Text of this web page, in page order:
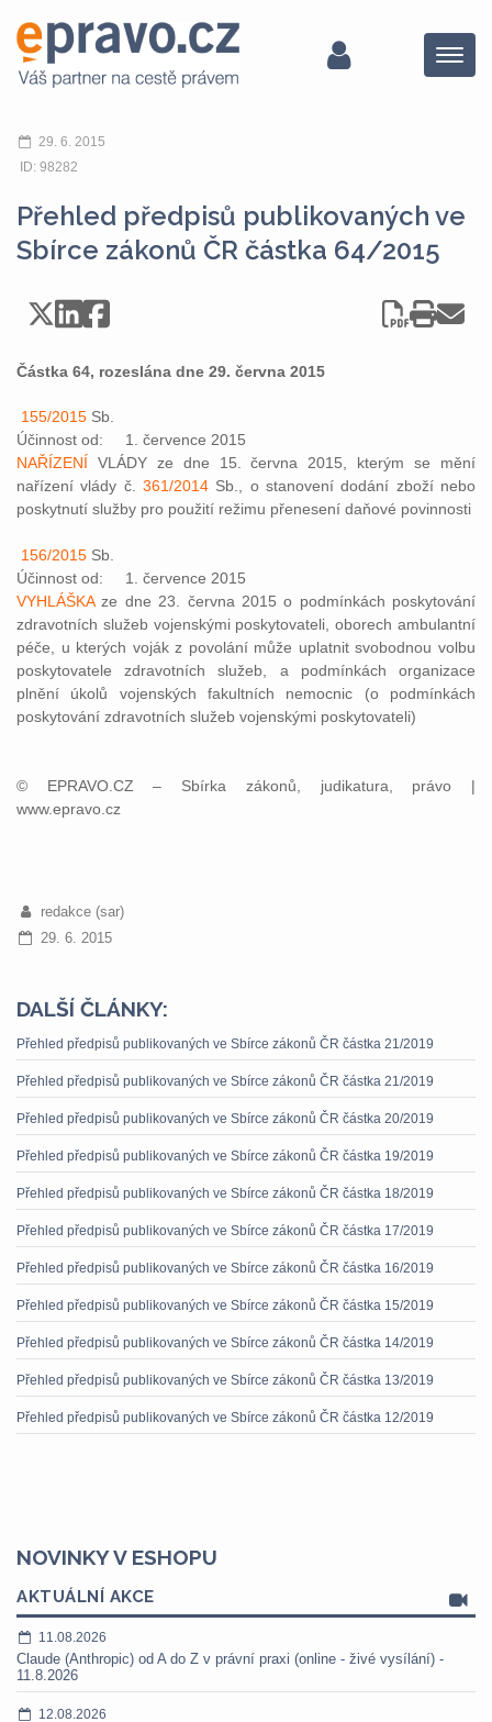
Menu
29. 6. 2015
ID: 98282
Přehled předpisů publikovaných ve
Sbírce zákonů ČR částka 64/2015
Částka 64, rozeslána dne 29. června 2015
155/2015 Sb.
Účinnost od: 1. července 2015
NAŘÍZENÍ VLÁDY ze dne 15. června 2015, kterým se mění
nařízení vlády č. 361/2014 Sb., o stanovení dodání zboží nebo
poskytnutí služby pro použití režimu přenesení daňové povinnosti
156/2015 Sb.
Účinnost od: 1. července 2015
VYHLÁŠKAze dne 23. června 2015 o podmínkách poskytování
zdravotních služeb vojenskými poskytovateli, oborech ambulantní
péče, u kterých voják z povolání může uplatnit svobodnou volbu
poskytovatele zdravotních služeb, a podmínkách organizace
plnění úkolů vojenských fakultních nemocnic (o podmínkách
poskytování zdravotních služeb vojenskými poskytovateli)
© EPRAVO.CZ – Sbírka zákonů, judikatura, právo |
www.epravo.cz
redakce (sar)
29. 6. 2015
DALŠÍ ČLÁNKY:
Přehled předpisů publikovaných ve Sbírce zákonů ČR částka 21/2019
Přehled předpisů publikovaných ve Sbírce zákonů ČR částka 21/2019
Přehled předpisů publikovaných ve Sbírce zákonů ČR částka 20/2019
Přehled předpisů publikovaných ve Sbírce zákonů ČR částka 19/2019
Přehled předpisů publikovaných ve Sbírce zákonů ČR částka 18/2019
Přehled předpisů publikovaných ve Sbírce zákonů ČR částka 17/2019
Přehled předpisů publikovaných ve Sbírce zákonů ČR částka 16/2019
Přehled předpisů publikovaných ve Sbírce zákonů ČR částka 15/2019
Přehled předpisů publikovaných ve Sbírce zákonů ČR částka 14/2019
Přehled předpisů publikovaných ve Sbírce zákonů ČR částka 13/2019
Přehled předpisů publikovaných ve Sbírce zákonů ČR částka 12/2019
NOVINKY V ESHOPU
AKTUÁLNÍ AKCE
11.08.2026
Claude (Anthropic) od A do Z v právní praxi (online - živé vysílání) -
11.8.2026
12.08.2026